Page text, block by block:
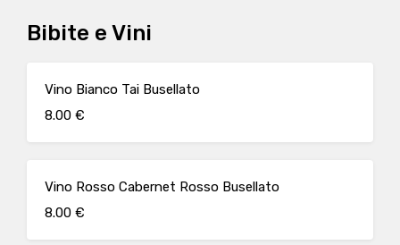
Bibite e Vini
Vino Bianco Tai Busellato
8.00 €
Vino Rosso Cabernet Rosso Busellato
8.00 €